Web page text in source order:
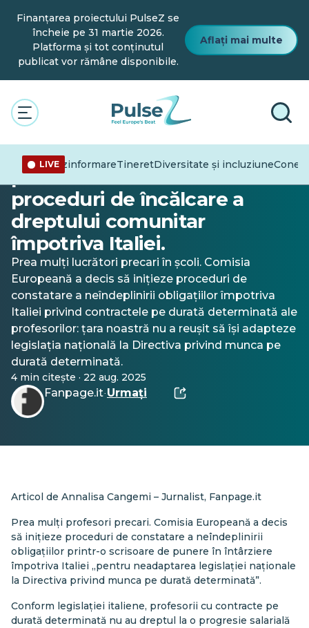
conținutul
principal
Finanțarea proiectului PulseZ se
încheie pe 31 martie 2026.
Platforma și tot conținutul
publicat vor rămâne disponibile.
Aflați mai multe
LIVE
DezinformareTineretDiversitate și incluziune
Școli, prea mulți profesori
precari: Comisia UE lansează
proceduri de încălcare a
dreptului comunitar
împotriva Italiei.
Prea mulți lucrători precari în școli. Comisia
Europeană a decis să inițieze proceduri de
constatare a neîndeplinirii obligațiilor împotriva
Italiei privind contractele pe durată determinată ale
profesorilor: țara noastră nu a reușit să își adapteze
legislația națională la Directiva privind munca pe
durată determinată.
4 min citește · 22 aug. 2025
Fanpage.it· Urmați
Articol de Annalisa Cangemi – Jurnalist, Fanpage.it
Prea mulți profesori precari. Comisia Europeană a decis
să inițieze proceduri de constatare a neîndeplinirii
obligațiilor printr-o scrisoare de punere în întârziere
împotriva Italiei „pentru neadaptarea legislației naționale
la Directiva privind munca pe durată determinată”.
Conform legislației italiene, profesorii cu contracte pe
durată determinată nu au dreptul la o progresie salarială